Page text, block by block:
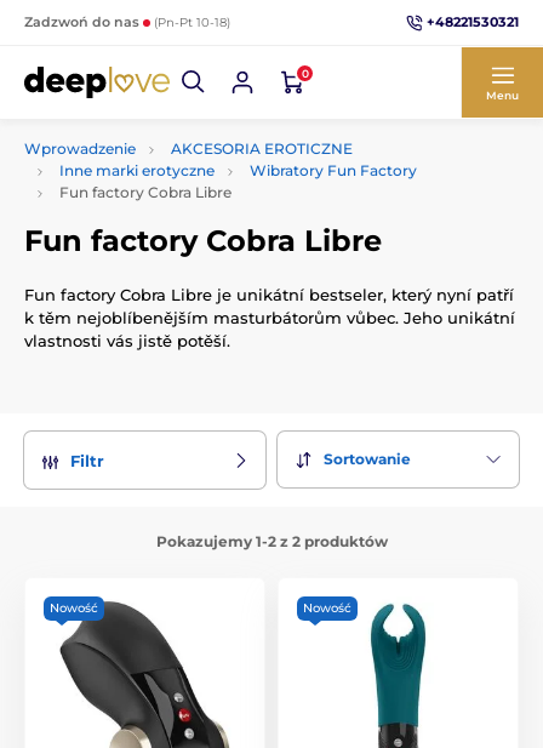
Zadzwoń do nas (Pn-Pt 10-18) +48221530321
0
Menu
Wprowadzenie
AKCESORIA EROTICZNE
Inne marki erotyczne
Wibratory Fun Factory
Fun factory Cobra Libre
Fun factory Cobra Libre
Fun factory Cobra Libre je unikátní bestseler, který nyní patří
k těm nejoblíbenějším masturbátorům vůbec. Jeho unikátní
vlastnosti vás jistě potěší.
Filtr Sortowanie
Pokazujemy 1-2 z 2 produktów
Nowość Nowość